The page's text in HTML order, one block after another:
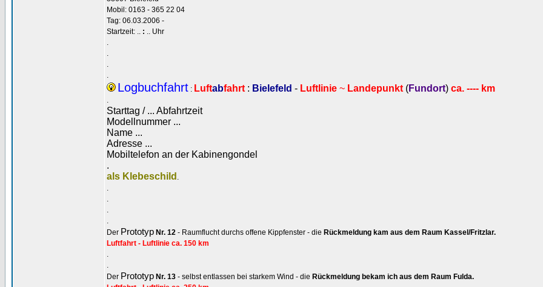
Mobil: 0163 - 365 22 04
Tag: 06.03.2006 -
Startzeit: .. : .. Uhr
.
.
.
.
Logbuchfahrt : Luftabfahrt : Bielefeld - Luftlinie ~ Landepunkt (Fundort) ca. ---- km
.
Starttag / ... Abfahrtzeit
Modellnummer ...
Name ...
Adresse ...
Mobiltelefon an der Kabinengondel
.
als Klebeschild .
.
.
.
.
Der Prototyp Nr. 12 - Raumflucht durchs offene Kippfenster - die Rückmeldung kam aus dem Raum Kassel/Fritzlar.
Luftfahrt - Luftlinie ca. 150 km
.
.
Der Prototyp Nr. 13 - selbst entlassen bei starkem Wind - die Rückmeldung bekam ich aus dem Raum Fulda.